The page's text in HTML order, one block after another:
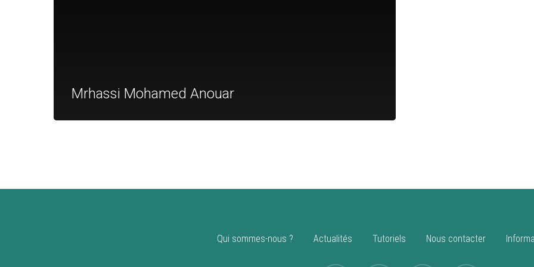
Mrhassi Mohamed Anouar
Qui sommes-nous ? Actualités Tutoriels Nous contacter